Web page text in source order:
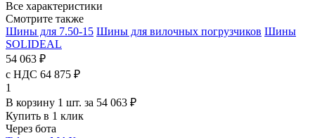
Все характеристики
Смотрите также
Шины для 7.50-15 Шины для вилочных погрузчиков Шины
SOLIDEAL
54 063 ₽
с НДС 64 875 ₽
1
В корзину 1 шт. за 54 063 ₽
Купить в 1 клик
Через бота